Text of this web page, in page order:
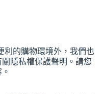
利的購物環境外，我們也
隱私權保護聲明。請您